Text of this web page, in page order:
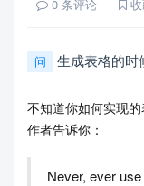
0 条评论
问 生成表格的时
不知道你如何实现
作者告诉你：
Never, ever